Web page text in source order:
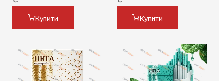
Купити Купити